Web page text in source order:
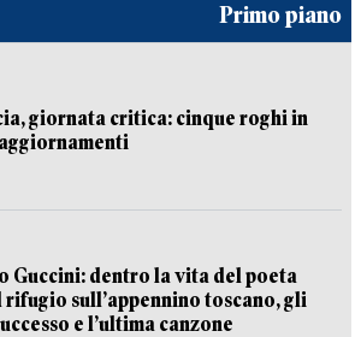
Primo piano
giornata critica: cinque roghi in
Guccini: dentro la vita del poeta
rifugio sull’appennino toscano, gli
e l’ultima canzone